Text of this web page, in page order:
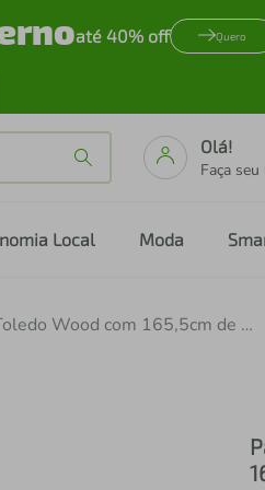
até 40% off Quero
Olá!
Faça seu
Local Moda
Painel 165 Suspenso Toledo Wood com 165,5cm de Largura, Ideal para TV de até 50